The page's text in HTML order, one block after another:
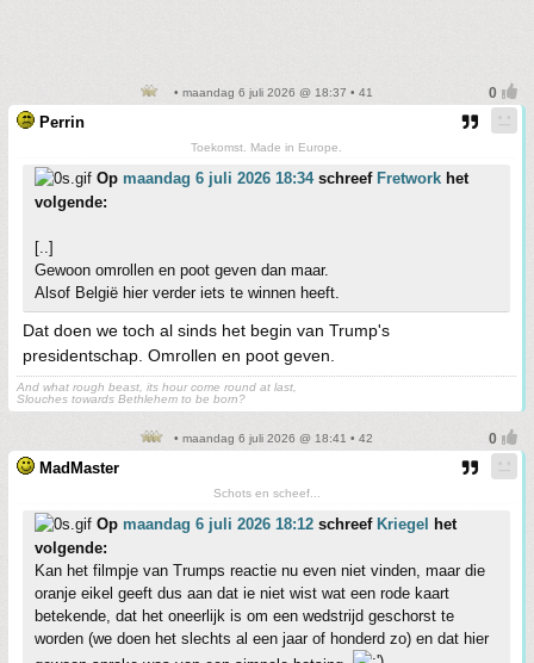
• maandag 6 juli 2026 @ 18:37 • 41
Perrin
Toekomst. Made in Europe.
Op maandag 6 juli 2026 18:34schreef Fretwork het
volgende:
[..]
Gewoon omrollen en poot geven dan maar.
Alsof België hier verder iets te winnen heeft.
Dat doen we toch al sinds het begin van Trump's
presidentschap. Omrollen en poot geven.
And what rough beast, its hour come round at last,
Slouches towards Bethlehem to be born?
• maandag 6 juli 2026 @ 18:41 • 42
MadMaster
Schots en scheef...
Op maandag 6 juli 2026 18:12 schreef Kriegel
het
volgende:
Kan het filmpje van Trumps reactie nu even niet vinden, maar die
oranje eikel geeft dus aan dat ie niet wist wat een rode kaart
betekende, dat het oneerlijk is om een wedstrijd geschorst te
worden (we doen het slechts al een jaar of honderd zo) en dat hier